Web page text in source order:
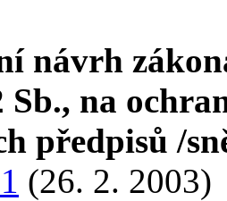
návrh
Sb., na
předpisů /
(26. 2. 2003)